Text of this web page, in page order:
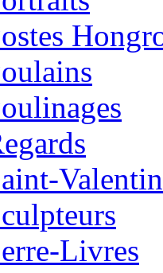
Valentin
Livres